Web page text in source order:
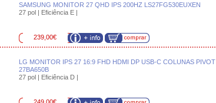
SAMSUNG MONITOR 27 QHD IPS 200HZ LS27FG530EUXEN
27 pol | Eficiência E |
239,00€
LG MONITOR IPS 27 16:9 FHD HDMI DP USB-C COLUNAS PIVOT
27BA650B
27 pol | Eficiência D |